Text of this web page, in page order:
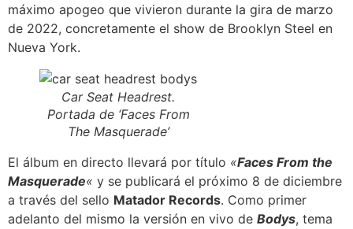
máximo apogeo que vivieron durante la gira de marzo
de 2022, concretamente el show de Brooklyn Steel en
Nueva York.
Car Seat Headrest.
Portada de ‘Faces From
The Masquerade’
El álbum en directo llevará por título «Faces From the
Masquerade« y se publicará el próximo 8 de diciembre
a través del sello Matador Records. Como primer
adelanto del mismo la versión en vivo de Bodys, tema